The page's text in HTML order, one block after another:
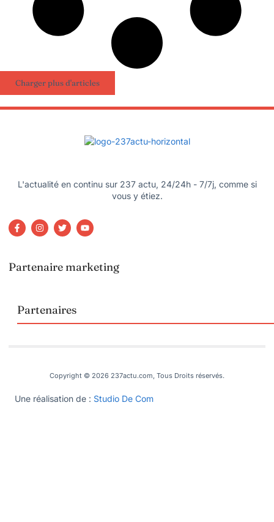
Charger plus d'articles
L'actualité en continu sur 237 actu, 24/24h - 7/7j, comme si
vous y étiez.
Partenaire marketing
Partenaires
Copyright © 2026 237actu.com, Tous Droits réservés.
Une réalisation de : Studio De Com